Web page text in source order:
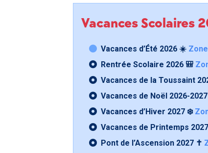
Vacances Scolaires
Vacances d’Été 2026 ☀️
Rentrée Scolaire 2026 🎒
Vacances de la Toussaint
Vacances de Noël 2026-
Vacances d’Hiver 2027 ❄️
Vacances de Printemps
Pont de l’Ascension 2027 ✝️